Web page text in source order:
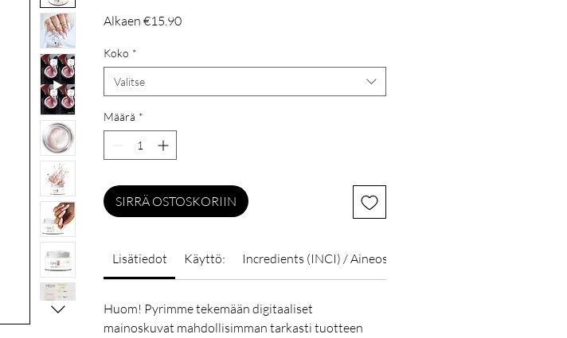
Alkaen €15.90Alehinta
Koko *
Valitse
Määrä *
SIRRÄ OSTOSKORIIN
Lisätiedot Käyttö: Incredients (INCI) / Aineosat:
Huom! Pyrimme tekemään digitaaliset
mainoskuvat mahdollisimman tarkasti tuotteen